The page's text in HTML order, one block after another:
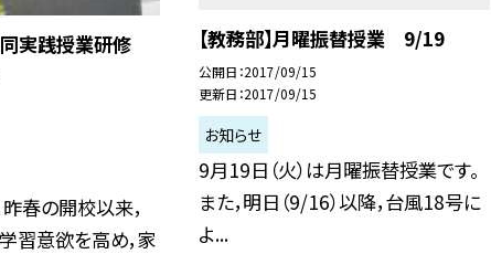
実践授業研修
春の開校以来，
習意欲を高め，家
【教務部】月曜振替授業 9/19
公開日 2017/09/15
更新日 2017/09/15
お知らせ
9月19日（火）は月曜振替授業です。
また，明日（9/16）以降，台風18号に
よ...